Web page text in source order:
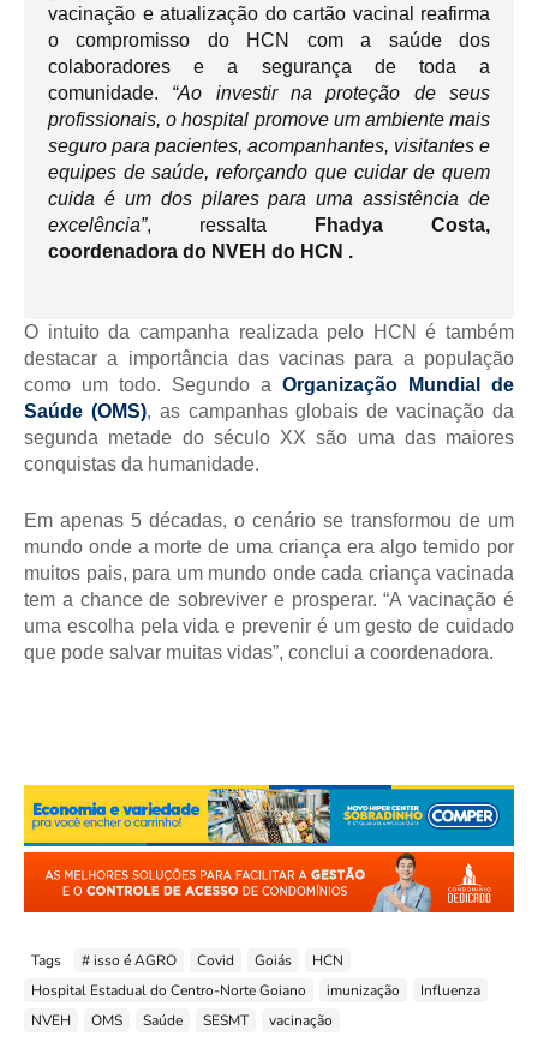
vacinação e atualização do cartão vacinal reafirma
o compromisso do HCN com a saúde dos
colaboradores e a segurança de toda a
comunidade. “Ao investir na proteção de seus
profissionais, o hospital promove um ambiente mais
seguro para pacientes, acompanhantes, visitantes e
equipes de saúde, reforçando que cuidar de quem
cuida é um dos pilares para uma assistência de
excelência”, ressalta
Fhadya Costa,
coordenadora do NVEH do HCN .
O intuito da campanha realizada pelo HCN é também
destacar a importância das vacinas para a população
como um todo. Segundo a Organização Mundial de
Saúde (OMS), as campanhas globais de vacinação da
segunda metade do século XX são uma das maiores
conquistas da humanidade.
Em apenas 5 décadas, o cenário se transformou de um
mundo onde a morte de uma criança era algo temido por
muitos pais, para um mundo onde cada criança vacinada
tem a chance de sobreviver e prosperar. “A vacinação é
uma escolha pela vida e prevenir é um gesto de cuidado
que pode salvar muitas vidas”, conclui a coordenadora.
Tags # isso é AGRO Covid Goiás
HCN
Hospital Estadual do Centro-Norte Goiano
imunização
Influenza
NVEH
OMS Saúde SESMT vacinação